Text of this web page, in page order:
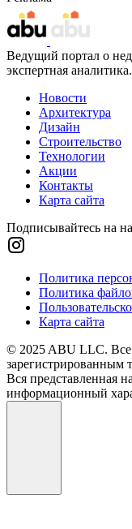
Ведущий портал о
экспертная аналитика.
Новости
Архитектура
Дизайн
Строительство
Технологии
Акции
Контакты
Карта сайта
Подписывайтесь на
Политика
Политика
Карта сайта
© 2025 ABU LLC. Все
зарегистрированным
Вся представленная
информационный